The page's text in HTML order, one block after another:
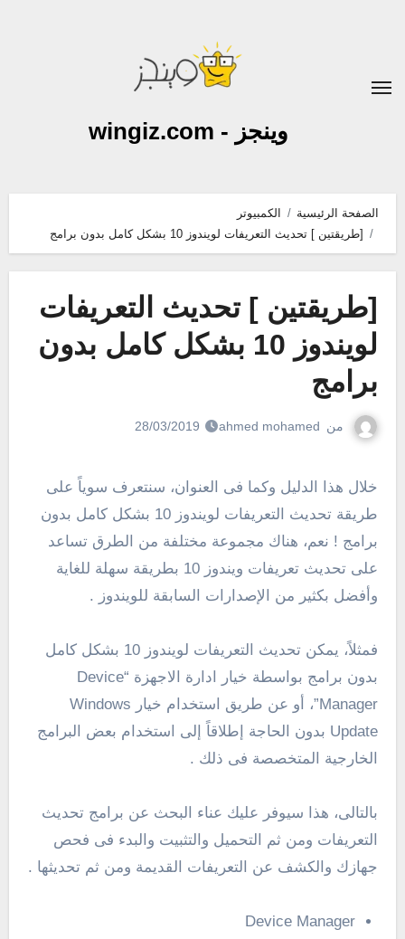
وينجز - wingiz.com
الصفحة الرئيسية
الكمبيوتر
[طريقتين ] تحديث التعريفات لويندوز 10 بشكل كامل بدون برامج
[طريقتين ] تحديث التعريفات
لويندوز 10 بشكل كامل بدون
برامج
من ahmed mohamed
28/03/2019
خلال هذا الدليل وكما فى العنوان، سنتعرف سوياً على
طريقة تحديث التعريفات لويندوز 10 بشكل كامل بدون
برامج ! نعم، هناك مجموعة مختلفة من الطرق تساعد
على تحديث تعريفات ويندوز 10 بطريقة سهلة للغاية
وأفضل بكثير من الإصدارات السابقة للويندوز .
فمثلاً، يمكن تحديث التعريفات لويندوز 10 بشكل كامل
بدون برامج بواسطة خيار ادارة الاجهزة “Device
Manager”، أو عن طريق استخدام خيار Windows
Update بدون الحاجة إطلاقاً إلى استخدام بعض البرامج
الخارجية المتخصصة فى ذلك .
بالتالى، هذا سيوفر عليك عناء البحث عن برامج تحديث
التعريفات ومن ثم التحميل والتثبيت والبدء فى فحص
جهازك والكشف عن التعريفات القديمة ومن ثم تحديثها .
Device Manager